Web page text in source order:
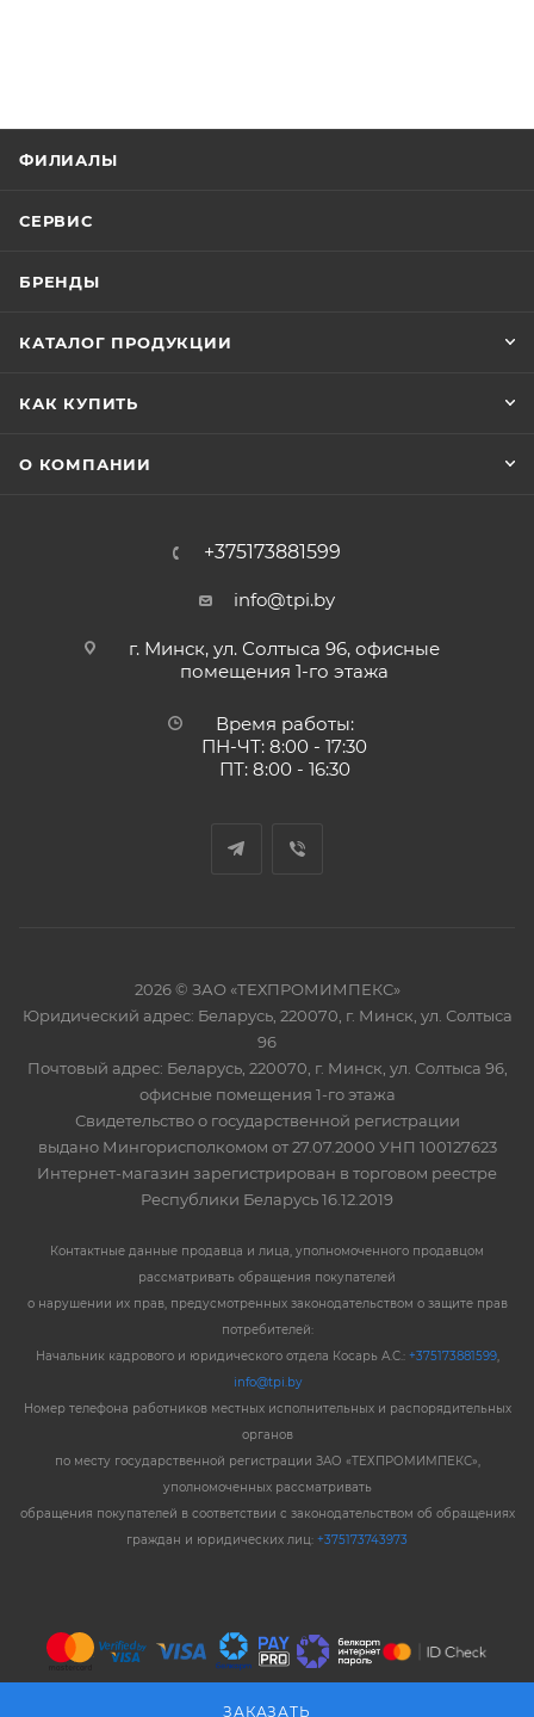
ЗАКАЗАТЬ
ФИЛИАЛЫ
СЕРВИС
БРЕНДЫ
КАТАЛОГ ПРОДУКЦИИ
КАК КУПИТЬ
О КОМПАНИИ
+375173881599
info@tpi.by
г. Минск, ул. Солтыса 96, офисные
помещения 1-го этажа
Время работы:
ПН-ЧТ: 8:00 - 17:30
ПТ: 8:00 - 16:30
2026 © ЗАО «ТЕХПРОМИМПЕКС»
Юридический адрес: Беларусь, 220070, г. Минск, ул. Солтыса
96
Почтовый адрес: Беларусь, 220070, г. Минск, ул. Солтыса 96,
офисные помещения 1-го этажа
Свидетельство о государственной регистрации
выдано Мингорисполкомом от 27.07.2000 УНП 100127623
Интернет-магазин зарегистрирован в торговом реестре
Республики Беларусь 16.12.2019
Контактные данные продавца и лица, уполномоченного продавцом
рассматривать обращения покупателей
о нарушении их прав, предусмотренных законодательством о защите прав
потребителей:
Начальник кадрового и юридического отдела Косарь А.С.: +375173881599,
info@tpi.by
Номер телефона работников местных исполнительных и распорядительных
органов
по месту государственной регистрации ЗАО «ТЕХПРОМИМПЕКС»,
уполномоченных рассматривать
обращения покупателей в соответствии с законодательством об обращениях
граждан и юридических лиц: +375173743973